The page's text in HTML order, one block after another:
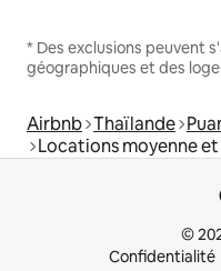
* Des exclusions peuvent
géographiques et des
Airbnb Thaïlande
Locations moyenne
©
Confidentialité